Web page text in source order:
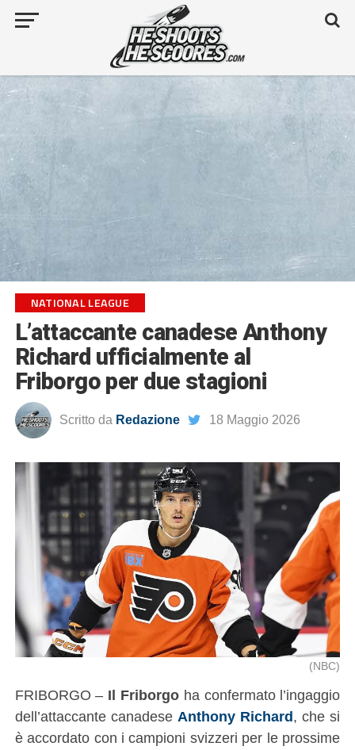
NATIONAL LEAGUE
L’attaccante canadese Anthony
Richard ufficialmente al
Friborgo per due stagioni
Scritto da Redazione 18 Maggio 2026
(NBC)
FRIBORGO – Il Friborgo ha confermato l’ingaggio
dell’attaccante canadese Anthony Richard, che si
è accordato con i campioni svizzeri per le prossime